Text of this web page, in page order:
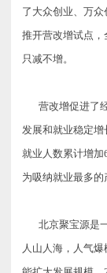
了大众创业、万
推开营改增试点
只减不增。
营改增促进了经
发展和就业稳定增
就业人数累计增加
为吸纳就业最多的
北京聚宝源是一
人山人海，人气